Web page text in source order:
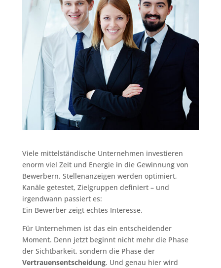
Viele mittelständische Unternehmen investieren
enorm viel Zeit und Energie in die Gewinnung von
Bewerbern. Stellenanzeigen werden optimiert,
Kanäle getestet, Zielgruppen definiert – und
irgendwann passiert es:
Ein Bewerber zeigt echtes Interesse.
Für Unternehmen ist das ein entscheidender
Moment. Denn jetzt beginnt nicht mehr die Phase
der Sichtbarkeit, sondern die Phase der
Vertrauensentscheidung. Und genau hier wird